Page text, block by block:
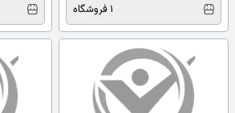
1 فروشگاه